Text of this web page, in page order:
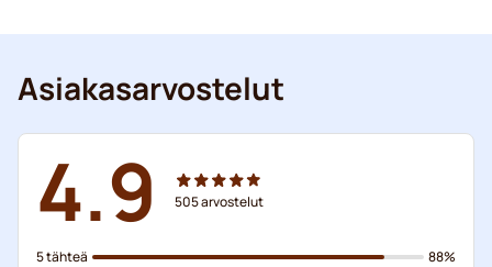
Asiakasarvostelut
4.9 505arvostelut
5 tähteä
88%